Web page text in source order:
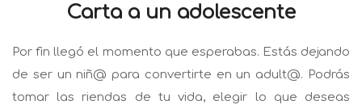
Carta a un adolescente
Por fin llegó el momento que esperabas. Estás dejando
de ser un niñ@ para convertirte en un adult@. Podrás
tomar las riendas de tu vida, elegir lo que deseas